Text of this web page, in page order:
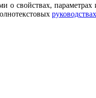
о свойствах,